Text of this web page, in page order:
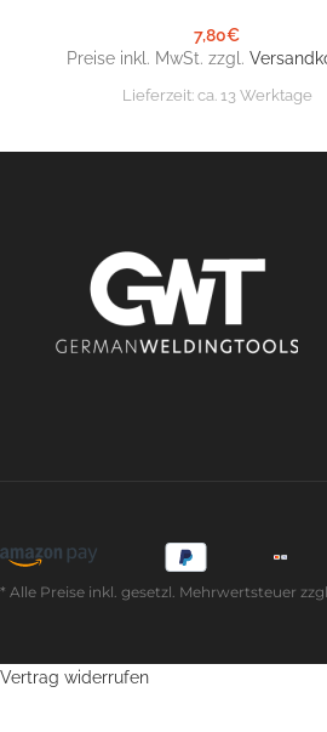
7,80€
Preise inkl. MwSt. zzgl.
Lieferzeit: ca. 13 Werktage
* Alle Preise inkl. gesetzl. Mehrwertsteuer
Vertrag widerrufen